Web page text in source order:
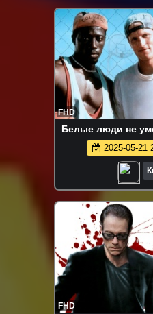
FHD
Белые люди не
2025-05-21
FHD